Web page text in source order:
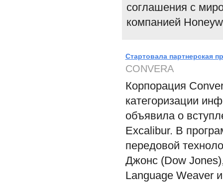
соглашения с
компанией
Cтартовала партнерская
CONVERA
Корпорация
категоризации
объявила о
Excalibur. В
передовой
Джонс (Dow
Language Weaver